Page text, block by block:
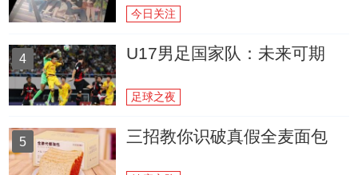
今日关注
4 U17男足国家队：未来可期
足球之夜
5 三招教你识破真假全麦面包